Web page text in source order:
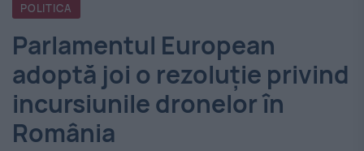
România
-
Evenimentul
Zilei
POLITICA
Parlamentul European
adoptă joi o rezoluție privind
incursiunile dronelor în
România